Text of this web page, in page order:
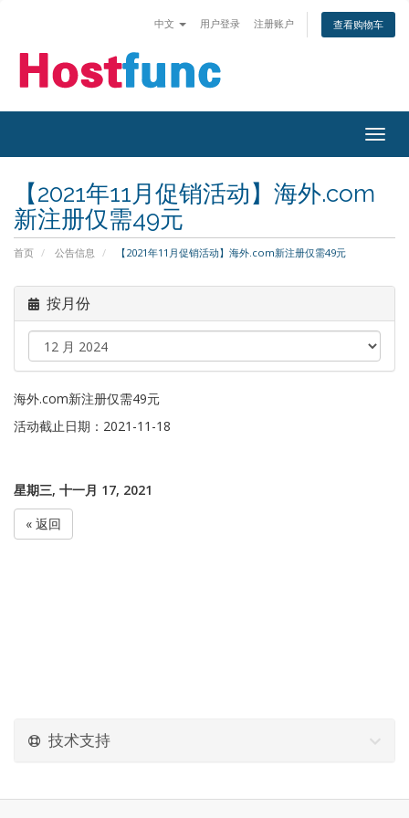
中文 用户登录 注册账户 查看购物车
【2021年11月促销活动】海外.com
新注册仅需49元
首页 公告信息 【2021年11月促销活动】海外.com新注册仅需49元
按月份
海外.com新注册仅需49元
活动截止日期：2021-11-18
星期三, 十一月 17, 2021
« 返回
技术支持